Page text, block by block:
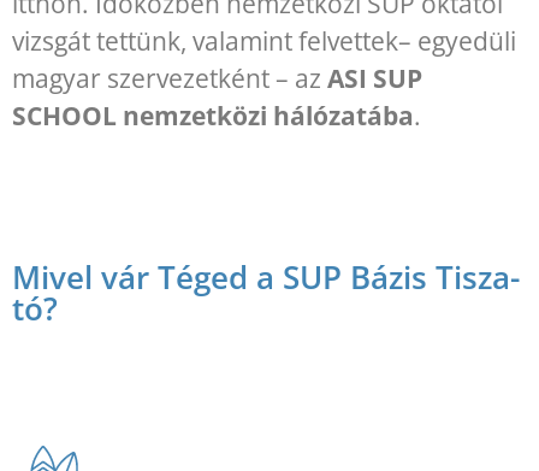
vizsgát tettünk, valamint felvettek– egyedüli
magyar szervezetként – az ASI SUP
SCHOOL nemzetközi hálózatába.
Mivel vár Téged a SUP Bázis Tisza-
tó?